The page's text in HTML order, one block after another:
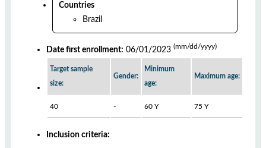
Countries
Brazil
Date first enrollment: 06/01/2023 (mm/dd/yyyy)
Target sample
size:
Gender:
Minimum
age:
Maximum age:
40 - 60 Y 75 Y
Inclusion criteria: